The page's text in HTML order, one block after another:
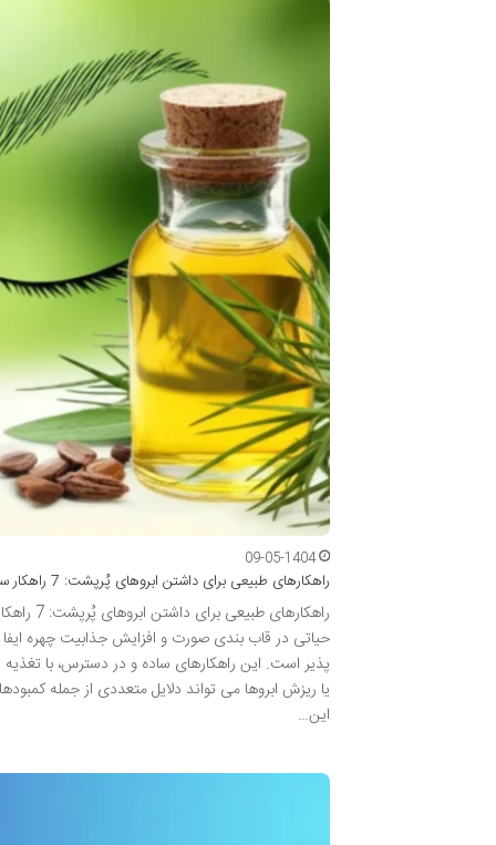
09-05-1404
راهکارهای طبیعی برای داشتن ابروهای پُرپشت: 7 راهکار ساده خانگی برای بهبود شکل، زیبایی وپهن کردن ابرو
حیاتی در قاب بندی صورت و افزایش جذابیت چهره
پذیر است. این راهکارهای ساده و در دسترس، با
یا ریزش ابروها می تواند دلایل متعددی از جمله
این…